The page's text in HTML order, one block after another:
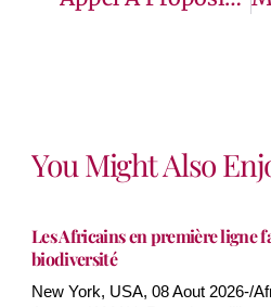
You Might Also
Les Africains en première ligne
biodiversité
New York, USA, 08 Aout 2026-/